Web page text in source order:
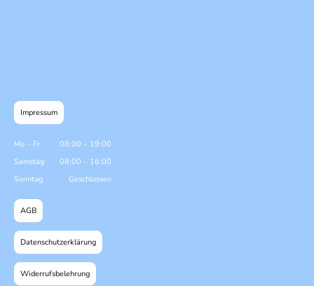
Impressum
Mo – Fr 08:00 – 19:00
Samstag
08:00 – 16:00
Sonntag
Geschlossen
AGB
Datenschutzerklärung
Widerrufsbelehrung